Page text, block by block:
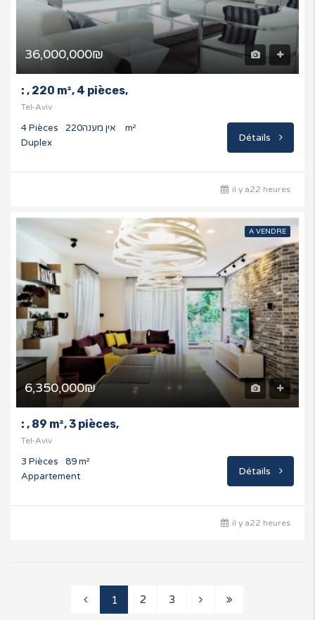
36,000,000₪
: , 220 m², 4 pièces,
Tel-Aviv
4 Pièces אין מענה
220 m²
Duplex
Détails
il y a22 heures
A VENDRE
6,350,000₪
: , 89 m², 3 pièces,
Tel-Aviv
3 Pièces
89 m²
Appartement
Détails
il y a22 heures
1 2 3